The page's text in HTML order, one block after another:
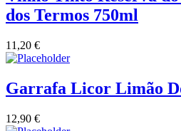
Vinhos Estrangeiros
dos Termos 750ml
11,20 €
Garrafa Licor Limão
12,90 €